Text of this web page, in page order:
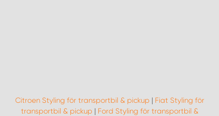
Citroen Styling för transportbil & pickup | Fiat Styling för
transportbil & pickup | Ford Styling för transportbil &